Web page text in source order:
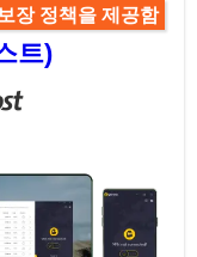
장 정책을 제공함
트)